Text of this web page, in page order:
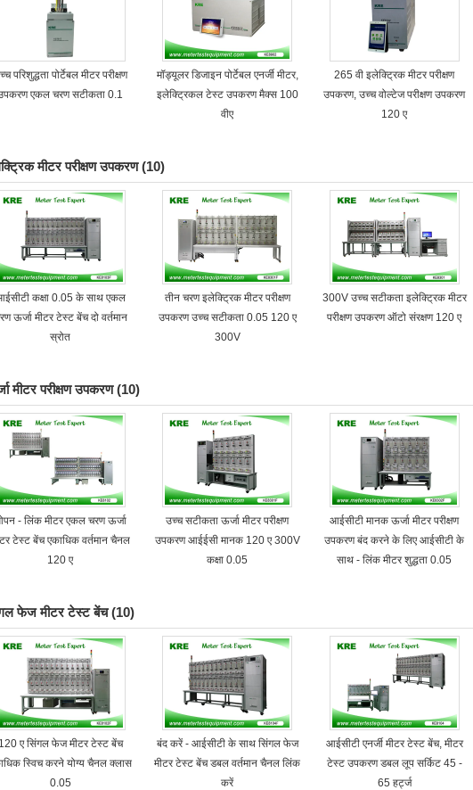
परिशुद्धता पोर्टेबल मीटर परीक्षण
एकल चरण सटीकता 0.1
मॉड्यूलर डिजाइन पोर्टेबल एनर्जी मीटर,
इलेक्ट्रिकल टेस्ट उपकरण मैक्स 100
वीए
265 वी इलेक्ट्रिक मीटर परीक्षण
उपकरण, उच्च वोल्टेज परीक्षण उपकरण
120 ए
मीटर परीक्षण उपकरण (10)
कक्षा 0.05 के साथ एकल
ऊर्जा मीटर टेस्ट बेंच दो वर्तमान
स्रोत
तीन चरण इलेक्ट्रिक मीटर परीक्षण
उपकरण उच्च सटीकता 0.05 120 ए
300V
300V उच्च सटीकता इलेक्ट्रिक मीटर
परीक्षण उपकरण ऑटो संरक्षण 120 ए
मीटर परीक्षण उपकरण (10)
- लिंक मीटर एकल चरण ऊर्जा
टेस्ट बेंच एकाधिक वर्तमान चैनल
120 ए
उच्च सटीकता ऊर्जा मीटर परीक्षण
उपकरण आईईसी मानक 120 ए 300V
कक्षा 0.05
आईसीटी मानक ऊर्जा मीटर परीक्षण
उपकरण बंद करने के लिए आईसीटी के
साथ - लिंक मीटर शुद्धता 0.05
फेज मीटर टेस्ट बेंच (10)
120 ए सिंगल फेज मीटर टेस्ट बेंच
स्विच करने योग्य चैनल क्लास
0.05
बंद करें - आईसीटी के साथ सिंगल फेज
मीटर टेस्ट बेंच डबल वर्तमान चैनल लिंक
करें
आईसीटी एनर्जी मीटर टेस्ट बेंच, मीटर
टेस्ट उपकरण डबल लूप सर्किट 45 -
65 हर्ट्ज